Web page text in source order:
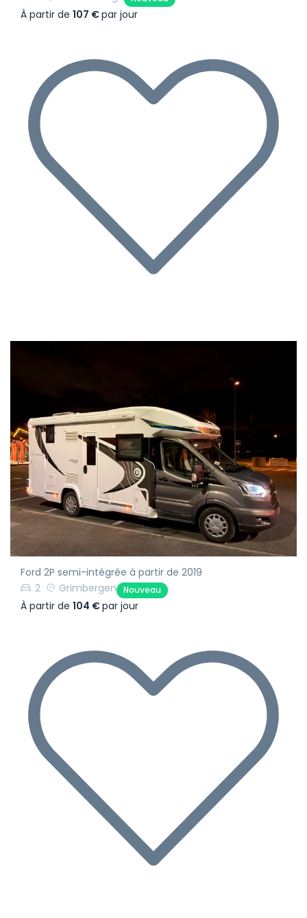
À partir de 107 €par jour
Ford 2P semi-intégrée à partir de 2019
2
Grimbergen Nouveau
À partir de 104 €par jour